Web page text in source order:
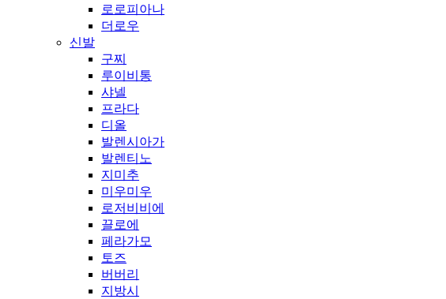
로로피아나
더로우
신발
구찌
루이비통
샤넬
프라다
디올
발렌시아가
발렌티노
지미추
미우미우
로저비비에
끌로에
페라가모
토즈
버버리
지방시